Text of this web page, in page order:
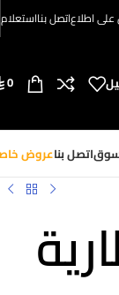
اطلاعاتصل بنااستعلام
0
اتصل بناعروض